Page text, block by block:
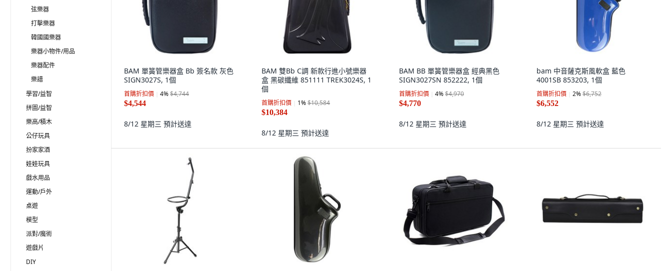
弦樂器
打擊樂器
韓國國樂器
樂器小物件/用品
樂器配件
樂譜
學習/益智
拼圖/益智
樂高/積木
公仔玩具
扮家家酒
娃娃玩具
戲水用品
運動/戶外
桌遊
模型
派對/魔術
遊戲片
DIY
BAM 單簧管樂器盒 Bb 簽名款 灰色
SIGN3027S, 1個
首購折扣價 4%$4,744
$4,544
8/12 星期三 預計送達
BAM 雙Bb C調 新款行進小號樂器
盒 黑碳纖維 851111 TREK3024S, 1
個
首購折扣價 1%$10,584
$10,384
8/12 星期三 預計送達
BAM BB 單簧管樂器盒 經典黑色
SIGN3027SN 852222, 1個
首購折扣價 4%$4,970
$4,770
8/12 星期三 預計送達
bam 中音薩克斯風軟盒 藍色
4001SB 853203, 1個
首購折扣價 2%$6,752
$6,552
8/12 星期三 預計送達